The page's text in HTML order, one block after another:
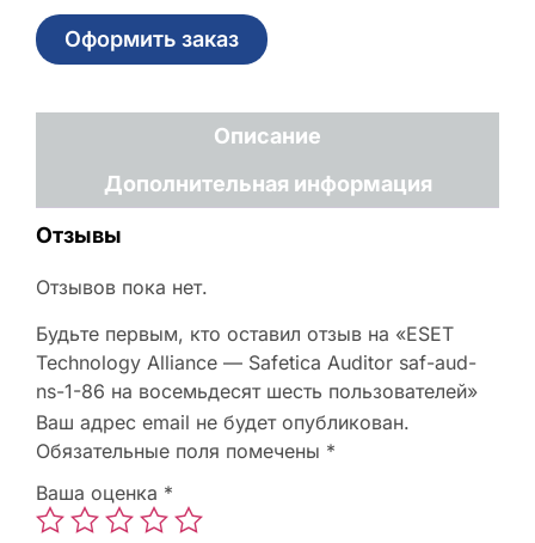
Оформить заказ
Описание
Дополнительная информация
Отзывы
Отзывов пока нет.
Будьте первым, кто оставил отзыв на «ESET
Technology Alliance — Safetica Auditor saf-aud-
ns-1-86 на восемьдесят шесть пользователей»
Ваш адрес email не будет опубликован.
Обязательные поля помечены *
Ваша оценка *